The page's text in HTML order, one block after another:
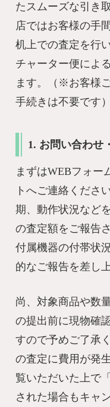
たスムーズな引き
店ではお客様の手
机上での査定を行
チャーター便によ
ます。（※お客様
手続きは不要です）
1. お問い合わせ
まずはWEBフォー
トへご連絡くださ
期、動作状況など
の査定額をご報告
付属機器の付帯状
的なご報告を差し
尚、対象商品や数
の提出前に現物確
すので予めご了承
の査定に費用が発
覧いただいた上で
された場合もキャ